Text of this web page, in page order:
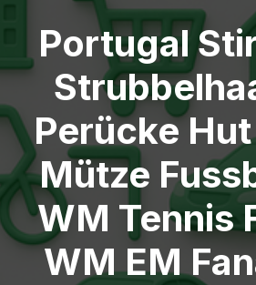
Portugal
Perücke
Mütze
WM Tennis
WM EM